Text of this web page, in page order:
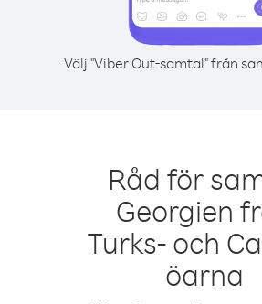
Välj "Viber Out-samtal" från
Råd för
Georgien
Turks- och
öarna